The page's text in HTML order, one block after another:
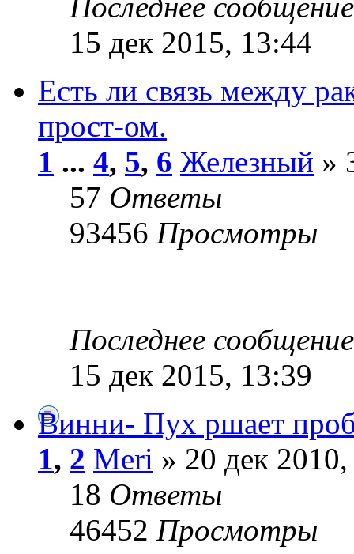
15 дек 2015, 13:44
Есть ли связь между
прост-ом.
1 ... 4, 5, 6 Железный »
57 Ответы
93456 Просмотры
Последнее
15 дек 2015, 13:39
Винни- Пух ршает
1, 2 Meri » 20 дек
18 Ответы
46452 Просмотры